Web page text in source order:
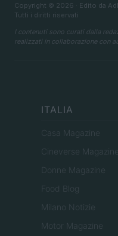
Copyright © 2026 · Edito da
Tutti i diritti riservati
I contenuti sono curati dalla
realizzati in collaborazione con
ITALIA
Casa Magazine
Cineverse Magazine
Donne Magazine
Food Blog
Milano Notizie
Motor Magazine